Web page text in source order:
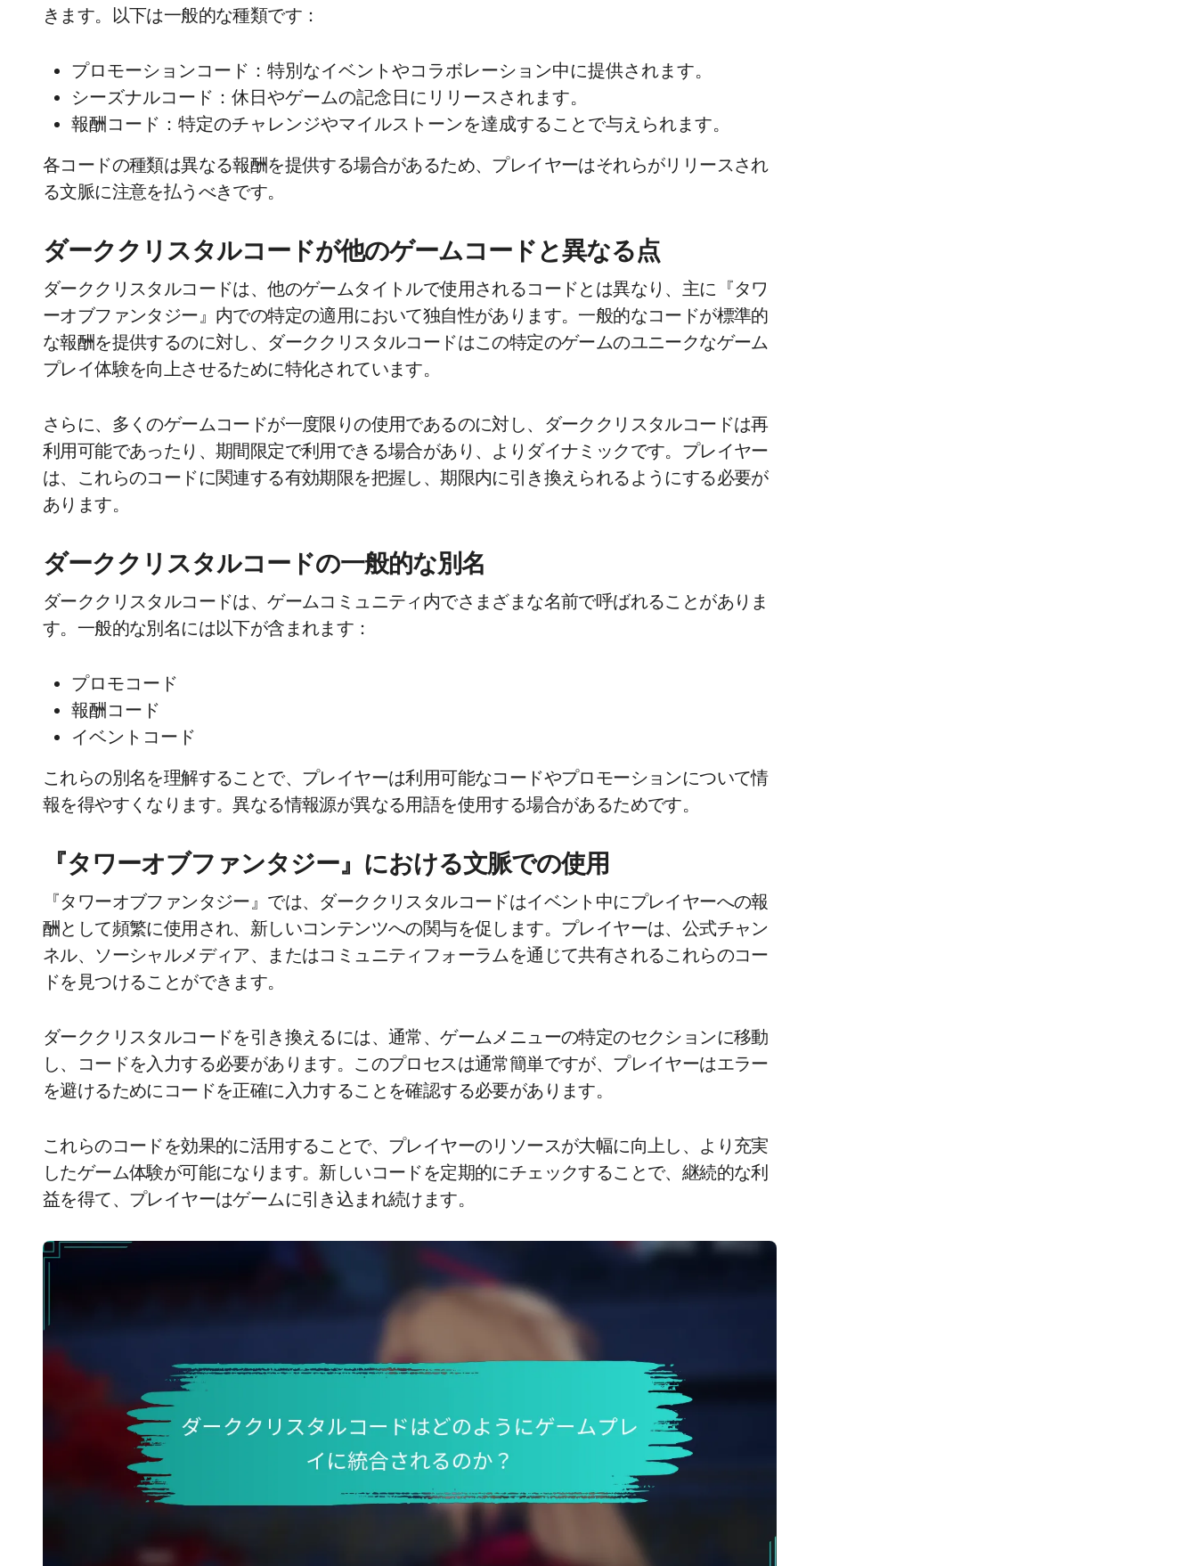
きます。以下は一般的な種類です：
プロモーションコード：特別なイベントやコラボレーション中に提供されます。
シーズナルコード：休日やゲームの記念日にリリースされます。
報酬コード：特定のチャレンジやマイルストーンを達成することで与えられます。
各コードの種類は異なる報酬を提供する場合があるため、プレイヤーはそれらがリリースされ
る文脈に注意を払うべきです。
ダーククリスタルコードが他のゲームコードと異なる点
ダーククリスタルコードは、他のゲームタイトルで使用されるコードとは異なり、主に『タワ
ーオブファンタジー』内での特定の適用において独自性があります。一般的なコードが標準的
な報酬を提供するのに対し、ダーククリスタルコードはこの特定のゲームのユニークなゲーム
プレイ体験を向上させるために特化されています。
さらに、多くのゲームコードが一度限りの使用であるのに対し、ダーククリスタルコードは再
利用可能であったり、期間限定で利用できる場合があり、よりダイナミックです。プレイヤー
は、これらのコードに関連する有効期限を把握し、期限内に引き換えられるようにする必要が
あります。
ダーククリスタルコードの一般的な別名
ダーククリスタルコードは、ゲームコミュニティ内でさまざまな名前で呼ばれることがありま
す。一般的な別名には以下が含まれます：
プロモコード
報酬コード
イベントコード
これらの別名を理解することで、プレイヤーは利用可能なコードやプロモーションについて情
報を得やすくなります。異なる情報源が異なる用語を使用する場合があるためです。
『タワーオブファンタジー』における文脈での使用
『タワーオブファンタジー』では、ダーククリスタルコードはイベント中にプレイヤーへの報
酬として頻繁に使用され、新しいコンテンツへの関与を促します。プレイヤーは、公式チャン
ネル、ソーシャルメディア、またはコミュニティフォーラムを通じて共有されるこれらのコー
ドを見つけることができます。
ダーククリスタルコードを引き換えるには、通常、ゲームメニューの特定のセクションに移動
し、コードを入力する必要があります。このプロセスは通常簡単ですが、プレイヤーはエラー
を避けるためにコードを正確に入力することを確認する必要があります。
これらのコードを効果的に活用することで、プレイヤーのリソースが大幅に向上し、より充実
したゲーム体験が可能になります。新しいコードを定期的にチェックすることで、継続的な利
益を得て、プレイヤーはゲームに引き込まれ続けます。